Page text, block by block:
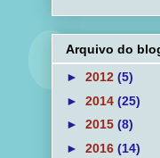
Arquivo do
► 2012 (5)
► 2014 (25)
► 2015 (8)
► 2016 (14)